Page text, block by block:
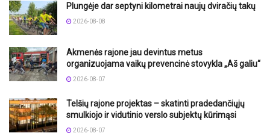
Plungėje dar septyni kilometrai naujų dviračių takų
2026-08-08
Akmenės rajone jau devintus metus
organizuojama vaikų prevencinė stovykla „Aš galiu“
2026-08-07
Telšių rajone projektas – skatinti pradedančiųjų
smulkiojo ir vidutinio verslo subjektų kūrimąsi
2026-08-07